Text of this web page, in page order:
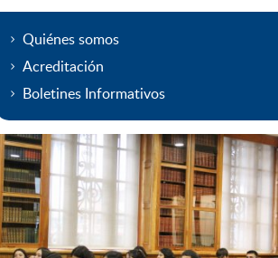
Quiénes somos
Acreditación
Boletines Informativos